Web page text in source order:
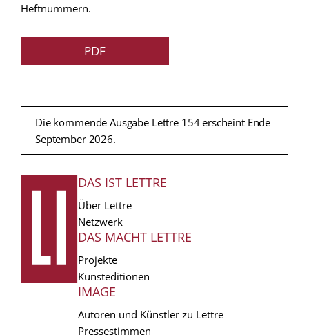
Heftnummern.
PDF
Die kommende Ausgabe Lettre 154 erscheint Ende
September 2026.
FUSSZEILE
DAS IST LETTRE
Über Lettre
Netzwerk
DAS MACHT LETTRE
Projekte
Kunsteditionen
IMAGE
Autoren und Künstler zu Lettre
Pressestimmen